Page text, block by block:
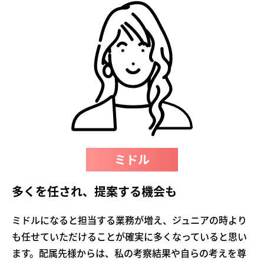
ミドル
多くを任され、提案する機会も
ミドルになると担当する業務が増え、ジュニアの時より
も任せていただけることが確実に多くなっていると思い
ます。配属先様からは、私の考察結果や自らの考えを尊